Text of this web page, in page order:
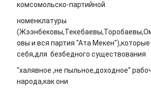
комсомольско-партийной
номенклатуры
овы и вся партия "Ата
себя,для безбедного существования
"халявное ,не пыльное,доходное"
народа,как они